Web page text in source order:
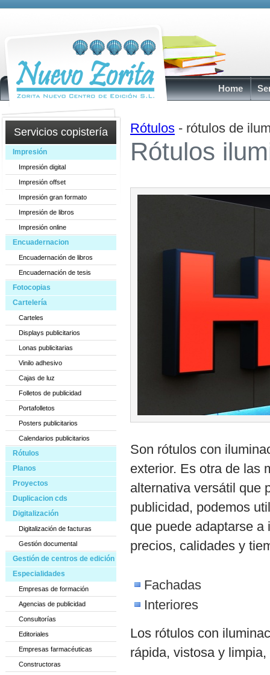
Servicios copistería
Impresión
Impresión digital
Impresión offset
Impresión gran formato
Impresión de libros
Impresión online
Encuadernacion
Encuadernación de libros
Encuadernación de tesis
Fotocopias
Cartelería
Carteles
Displays publicitarios
Lonas publicitarias
Vinilo adhesivo
Cajas de luz
Folletos de publicidad
Portafolletos
Posters publicitarios
Calendarios publicitarios
Rótulos
Planos
Proyectos
Duplicacion cds
Digitalización
Digitalización de facturas
Gestión documental
Gestión de centros de edición
Especialidades
Empresas de formación
Agencias de publicidad
Consultorías
Editoriales
Empresas farmacéuticas
Constructoras
Rótulos - rótulos de
Rótulos
Son rótulos con
exterior. Es otra de las
alternativa versátil que
publicidad, podemos
que puede adaptarse
precios, calidades y
Fachadas
Interiores
Los rótulos con
rápida, vistosa y
Home